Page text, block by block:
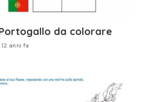
da colorare
12 anni fa